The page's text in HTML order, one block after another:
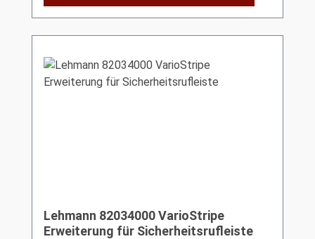
Lehmann 82034000 VarioStripe
Erweiterung für Sicherheitsrufleiste